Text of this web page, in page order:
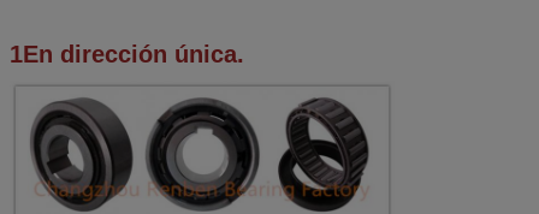
1En dirección única.